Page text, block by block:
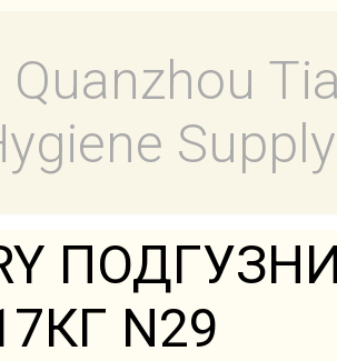
Quanzhou
N29